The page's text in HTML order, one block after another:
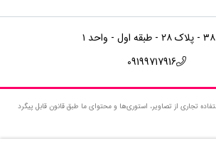
09199717916
۱۳۹۷–۱۴۰۵ | ⚠️ استفاده تجاری از تصاویر، استوری‌ها و محتوای ما طبق قانون قابل پیگرد